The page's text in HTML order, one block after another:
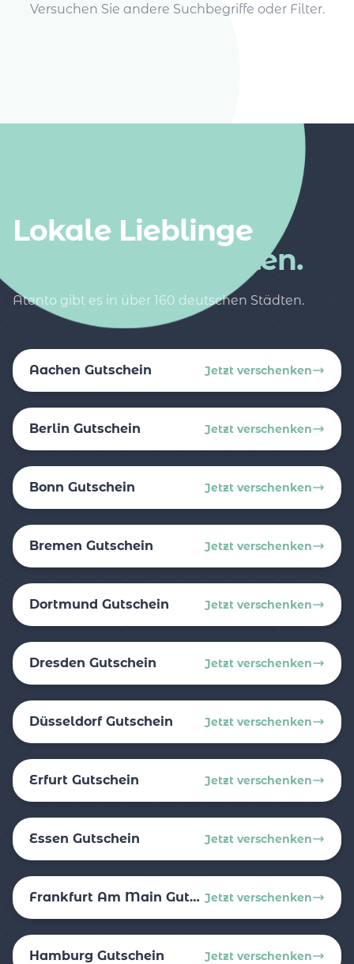
Versuchen Sie andere Suchbegriffe oder Filter.
Lokale Lieblinge
in weiteren Städten.
Atento gibt es in über 160 deutschen Städten.
Aachen Gutschein Jetzt verschenken
Berlin Gutschein Jetzt verschenken
Bonn Gutschein Jetzt verschenken
Bremen Gutschein Jetzt verschenken
Dortmund Gutschein Jetzt verschenken
Dresden Gutschein Jetzt verschenken
Düsseldorf Gutschein Jetzt verschenken
Erfurt Gutschein Jetzt verschenken
Essen Gutschein Jetzt verschenken
Frankfurt Am Main Gutschein Jetzt verschenken
Hamburg Gutschein Jetzt verschenken